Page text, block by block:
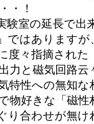
・！
験室の延長で出
ではありますが
度々指摘された
力と磁気回路云
特性への無知な
物好きな「磁性
り合わせが無け